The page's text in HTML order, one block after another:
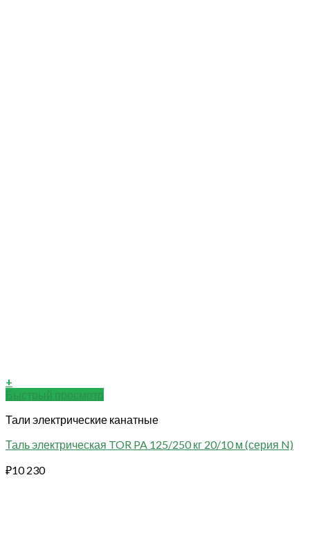
+
Быстрый просмотр
Тали электрические канатные
Таль электрическая TOR PA 125/250 кг 20/10 м (серия N)
₽10 230